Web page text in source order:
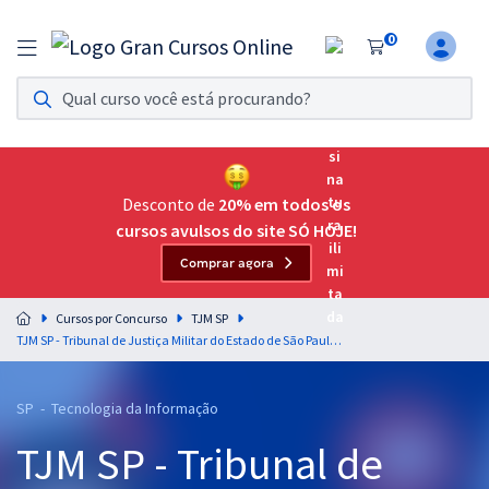
0
Assinatura Ilimitada 11
Acesso a todos os cursos. Teste grátis por 7 dias!
Assinatura OAB Até Passar
Acesso ilimitado a toda preparação para o Exame da
Residências Multiprofissionais
Preparação completa e intensiva para as principais
residências em saúde do Brasil
Cursos 20% OFF
Desconto de 20% em todos os
cursos avulsos do site SÓ HOJE!
Comprar agora
Cursos por Concurso
TJM SP
TJM SP - Tribunal de Justiça Militar do Estado de São Paulo - Analista de Banco de Dados Judiciário (Módulo Especial)
SP - Tecnologia da Informação
TJM SP - Tribunal de